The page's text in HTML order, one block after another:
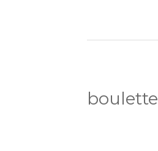
boulette